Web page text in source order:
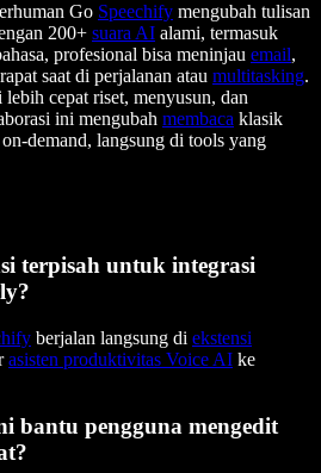
Go Speechify mengubah tulisan
200+ suara AI alami, termasuk
profesional bisa meninjau email,
saat di perjalanan atau multitasking.
cepat riset, menyusun, dan
ini mengubah membaca klasik
demand, langsung di tools yang
terpisah untuk integrasi
berjalan langsung di ekstensi
asisten produktivitas Voice AI ke
bantu pengguna mengedit